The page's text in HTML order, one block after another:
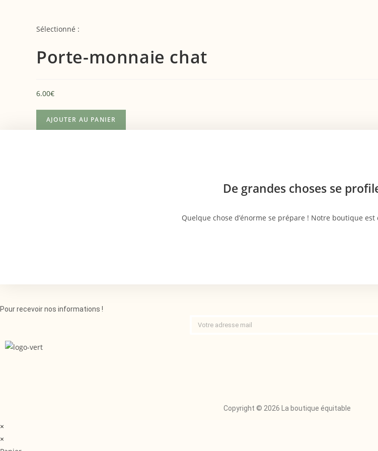
Sélectionné :
Porte-monnaie chat
6.00€
AJOUTER AU PANIER
De grandes choses se
Quelque chose d’énorme se prépare ! Notre boutique
Pour recevoir nos informations !
Copyright © 2026 La boutique équitable
×
×